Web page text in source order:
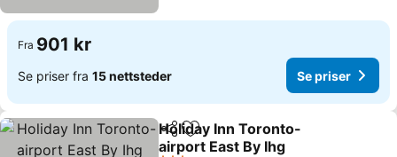
Fra 901 kr
Se priser fra 15 nettsteder Se priser
Del Legg til i favoritter
Holiday Inn Toronto-
airport East By Ihg